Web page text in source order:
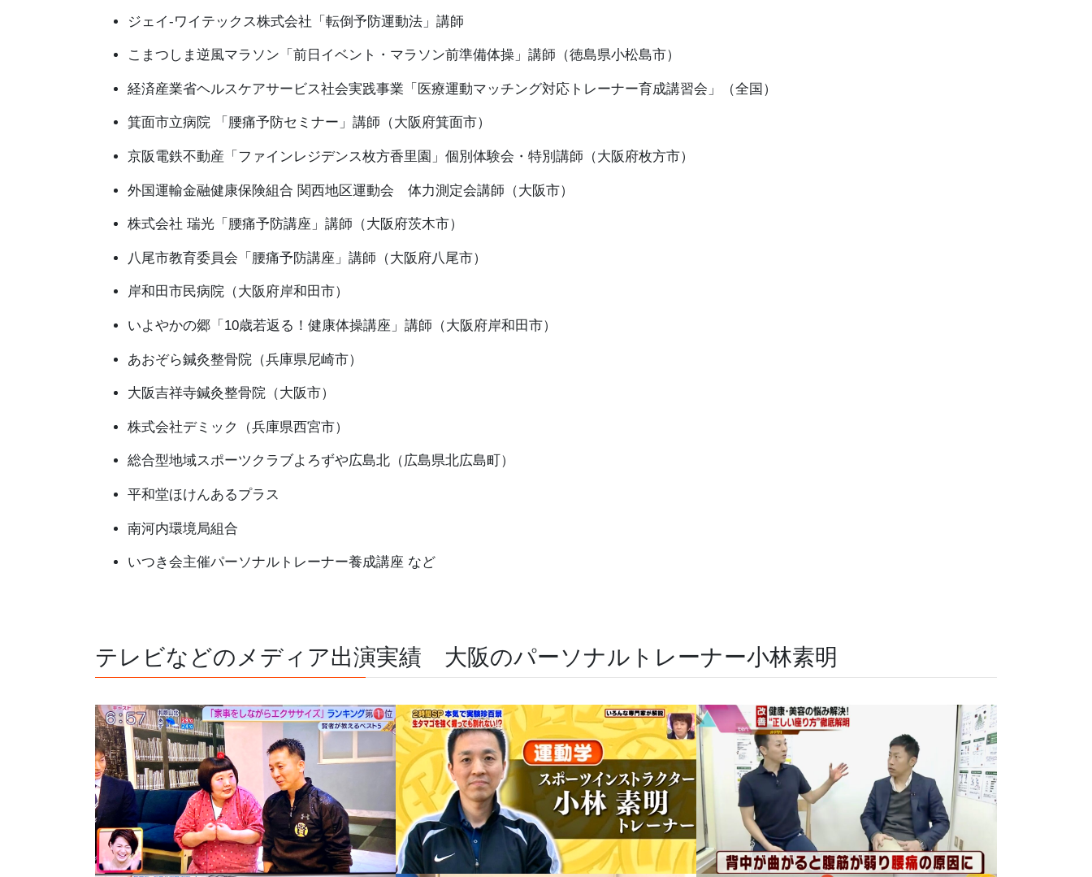
ジェイ-ワイテックス株式会社「転倒予防運動法」講師
こまつしま逆風マラソン「前日イベント・マラソン前準備体操」講師（徳島県小松島市）
経済産業省ヘルスケアサービス社会実践事業「医療運動マッチング対応トレーナー育成講習会」（全国）
箕面市立病院 「腰痛予防セミナー」講師（大阪府箕面市）
京阪電鉄不動産「ファインレジデンス枚方香里園」個別体験会・特別講師（大阪府枚方市）
外国運輸金融健康保険組合 関西地区運動会 体力測定会講師（大阪市）
株式会社 瑞光「腰痛予防講座」講師（大阪府茨木市）
八尾市教育委員会「腰痛予防講座」講師（大阪府八尾市）
岸和田市民病院（大阪府岸和田市）
いよやかの郷「10歳若返る！健康体操講座」講師（大阪府岸和田市）
あおぞら鍼灸整骨院（兵庫県尼崎市）
大阪吉祥寺鍼灸整骨院（大阪市）
株式会社デミック（兵庫県西宮市）
総合型地域スポーツクラブよろずや広島北（広島県北広島町）
平和堂ほけんあるプラス
南河内環境局組合
いつき会主催パーソナルトレーナー養成講座 など
テレビなどのメディア出演実績 大阪のパーソナルトレーナー小林素明